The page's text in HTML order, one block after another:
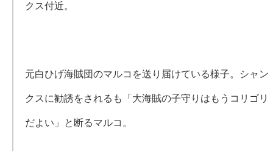
クス付近。
元白ひげ海賊団のマルコを送り届けている様子。シャン
クスに勧誘をされるも「大海賊の子守りはもうコリゴリ
だよい」と断るマルコ。